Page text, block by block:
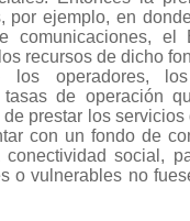
por ejemplo, en
comunicaciones, el
recursos de dicho
los operadores,
de operación
prestar los
con un fondo de
social,
o vulnerables no